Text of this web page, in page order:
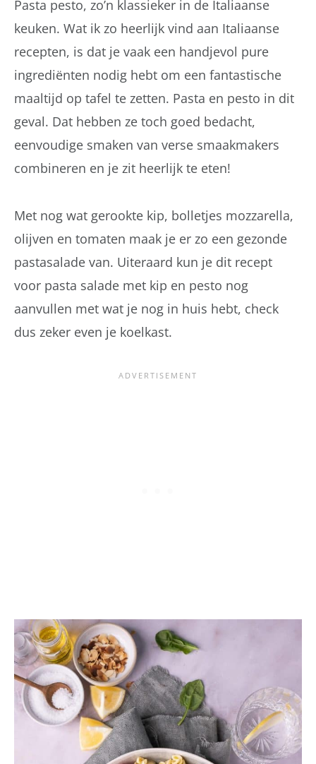
Pasta pesto, zo’n klassieker in de Italiaanse
keuken. Wat ik zo heerlijk vind aan Italiaanse
recepten, is dat je vaak een handjevol pure
ingrediënten nodig hebt om een fantastische
maaltijd op tafel te zetten. Pasta en pesto in dit
geval. Dat hebben ze toch goed bedacht,
eenvoudige smaken van verse smaakmakers
combineren en je zit heerlijk te eten!
Met nog wat gerookte kip, bolletjes mozzarella,
olijven en tomaten maak je er zo een gezonde
pastasalade van. Uiteraard kun je dit recept
voor pasta salade met kip en pesto nog
aanvullen met wat je nog in huis hebt, check
dus zeker even je koelkast.